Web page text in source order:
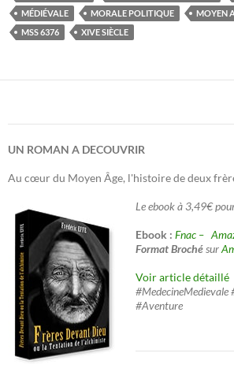
MÉDIÉVALE
MORALE POLITIQUE MOYEN
MSS 6376
XIVE SIÈCLE
UN ROMAN A DECOUVRIR
Au cœur du Moyen Âge, l'histoire de deux
Le ebook à 3,49€
Ebook : Fnac –
Format Brochésur
Voir article détaillé
#MedecineMedievale
#Aventure